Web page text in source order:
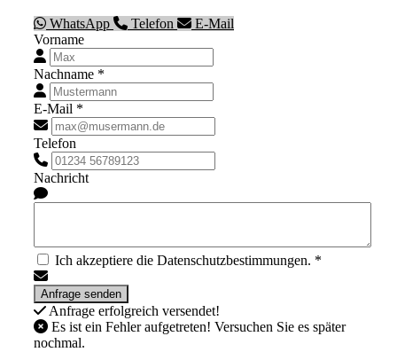
WhatsApp Telefon
E-Mail
Vorname
Nachname *
E-Mail *
Telefon
Nachricht
Ich akzeptiere die Datenschutzbestimmungen. *
Anfrage erfolgreich versendet!
Es ist ein Fehler aufgetreten! Versuchen Sie es später
nochmal.